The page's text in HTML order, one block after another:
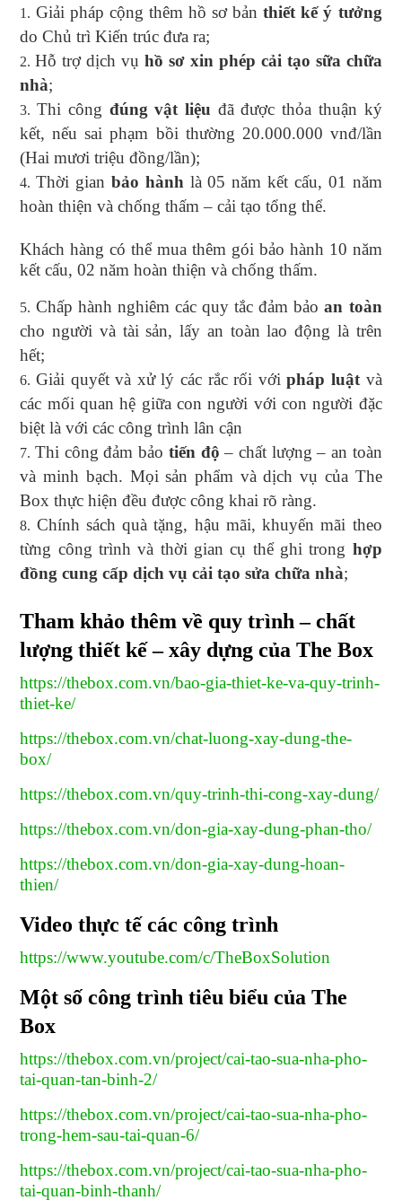
Giải pháp cộng thêm hồ sơ bảnthiết kế ý tưởng
do Chủ trì Kiến trúc đưa ra;
Hỗ trợ dịch vụhồ sơ xin phép cải tạo sữa chữa
nhà;
Thi công đúng vật liệu đã được thỏa thuận ký
kết, nếu sai phạm bồi thường 20.000.000 vnđ/lần
(Hai mươi triệu đồng/lần);
Thời gian bảo hành là 05 năm kết cấu, 01 năm
hoàn thiện và chống thấm – cải tạo tổng thể.
Khách hàng có thể mua thêm gói bảo hành 10 năm
kết cấu, 02 năm hoàn thiện và chống thấm.
Chấp hành nghiêm các quy tắc đảm bảoan toàn
cho người và tài sản, lấy an toàn lao động là trên
hết;
Giải quyết và xử lý các rắc rối vớipháp luật và
các mối quan hệ giữa con người với con người đặc
biệt là với các công trình lân cận
Thi công đảm bảo tiến độ – chất lượng – an toàn
và minh bạch. Mọi sản phẩm và dịch vụ của The
Box thực hiện đều được công khai rõ ràng.
Chính sách quà tặng, hậu mãi, khuyến mãi theo
từng công trình và thời gian cụ thể ghi trong hợp
đồng cung cấp dịch vụ cải tạo sửa chữa nhà;
Tham khảo thêm về quy trình – chất
lượng thiết kế – xây dựng của The Box
https://thebox.com.vn/bao-gia-thiet-ke-va-quy-trinh-
thiet-ke/
https://thebox.com.vn/chat-luong-xay-dung-the-
box/
https://thebox.com.vn/quy-trinh-thi-cong-xay-dung/
https://thebox.com.vn/don-gia-xay-dung-phan-tho/
https://thebox.com.vn/don-gia-xay-dung-hoan-
thien/
Video thực tế các công trình
https://www.youtube.com/c/TheBoxSolution
Một số công trình tiêu biểu của The
Box
https://thebox.com.vn/project/cai-tao-sua-nha-pho-
tai-quan-tan-binh-2/
https://thebox.com.vn/project/cai-tao-sua-nha-pho-
trong-hem-sau-tai-quan-6/
https://thebox.com.vn/project/cai-tao-sua-nha-pho-
tai-quan-binh-thanh/